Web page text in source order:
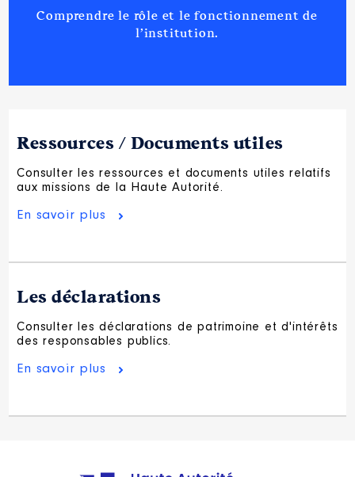
Comprendre le rôle et le fonctionnement de
l’institution.
Ressources / Documents utiles
Consulter les ressources et documents utiles relatifs
aux missions de la Haute Autorité.
En savoir plus
Les déclarations
Consulter les déclarations de patrimoine et d'intérêts
des responsables publics.
En savoir plus